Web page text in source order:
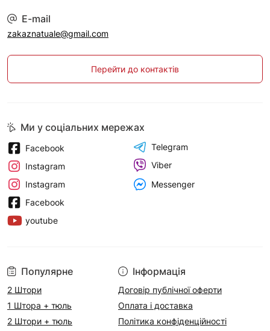
E-mail
zakaznatuale@gmail.com
Перейти до контактів
Популярне
2 Штори
1 Штора + тюль
2 Штори + тюль
Інформація
Договір публічної оферти
Оплата і доставка
Політика конфіденційності
Ми у соціальних мережах
Facebook
Instagram
Instagram
Facebook
youtube
Telegram
Viber
Messenger